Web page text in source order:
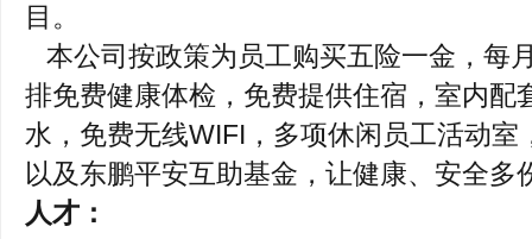
目。
本公司按政策为员工购买五险一金，每
排免费健康体检，免费提供住宿，室内配
水，免费无线WIFI，多项休闲员工活动
以及东鹏平安互助基金，让健康、安全多
人才：